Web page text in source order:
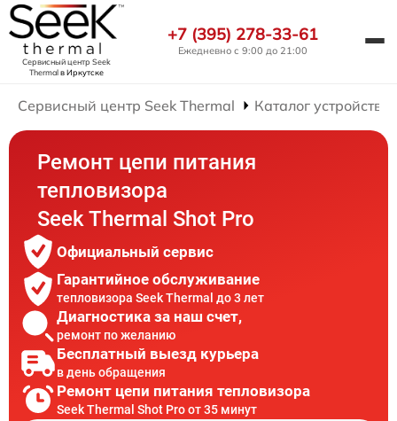
Сервисный центр Seek
Thermalв Иркутске
+7 (395) 278-33-61
Ежедневно с 9:00 до 21:00
Сервисный центр Seek Thermal Каталог устройств
Ремонт цепи питания
тепловизора
Seek Thermal Shot Pro
Официальный сервис
Гарантийное обслуживание
тепловизора Seek Thermal до 3 лет
Диагностика за наш счет,
ремонт по желанию
Бесплатный выезд курьера
в день обращения
Ремонт цепи питания тепловизора
Seek Thermal Shot Pro от 35 минут